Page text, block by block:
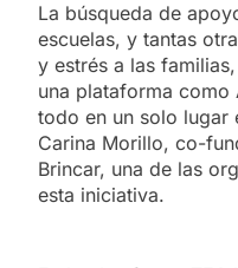
La búsqueda de
escuelas, y tantas
y estrés a las
una plataforma
todo en un solo lugar
Carina Morillo, co-
Brincar, una de las
esta iniciativa.